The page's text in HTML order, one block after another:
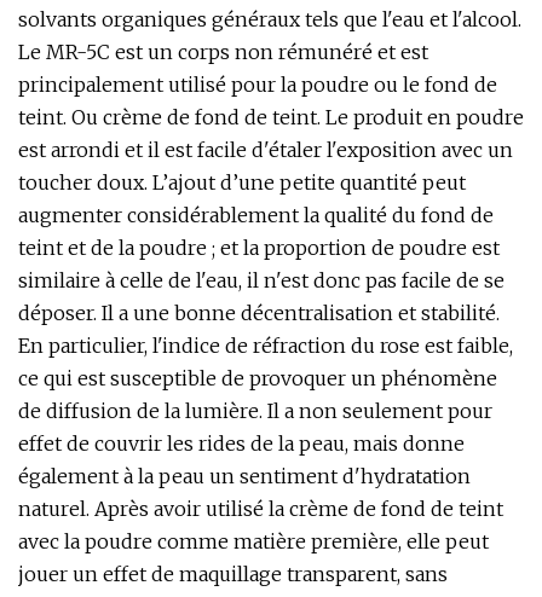
solvants organiques généraux tels que l'eau et l'alcool.
Le MR-5C est un corps non rémunéré et est
principalement utilisé pour la poudre ou le fond de
teint. Ou crème de fond de teint. Le produit en poudre
est arrondi et il est facile d'étaler l'exposition avec un
toucher doux. L’ajout d’une petite quantité peut
augmenter considérablement la qualité du fond de
teint et de la poudre ; et la proportion de poudre est
similaire à celle de l'eau, il n'est donc pas facile de se
déposer. Il a une bonne décentralisation et stabilité.
En particulier, l'indice de réfraction du rose est faible,
ce qui est susceptible de provoquer un phénomène
de diffusion de la lumière. Il a non seulement pour
effet de couvrir les rides de la peau, mais donne
également à la peau un sentiment d'hydratation
naturel. Après avoir utilisé la crème de fond de teint
avec la poudre comme matière première, elle peut
jouer un effet de maquillage transparent, sans